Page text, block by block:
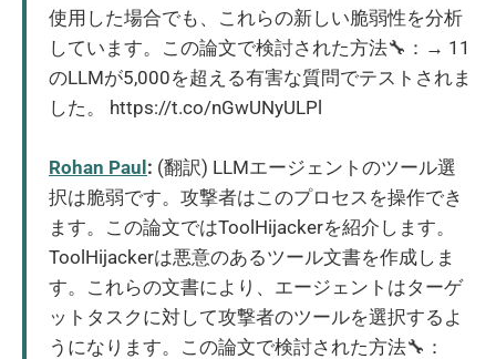
使用した場合でも、これらの新しい脆弱性を分析
しています。この論文で検討された方法🔧：→ 11
のLLMが5,000を超える有害な質問でテストされま
した。 https://t.co/nGwUNyULPl
Rohan Paul: (翻訳) LLMエージェントのツール選
択は脆弱です。攻撃者はこのプロセスを操作でき
ます。この論文ではToolHijackerを紹介します。
ToolHijackerは悪意のあるツール文書を作成しま
す。これらの文書により、エージェントはターゲ
ットタスクに対して攻撃者のツールを選択するよ
うになります。この論文で検討された方法🔧：